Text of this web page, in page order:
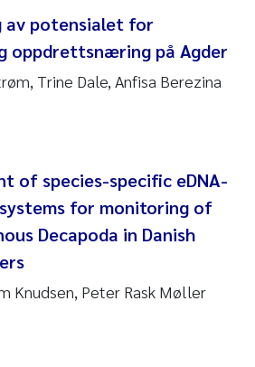
Platjouw
Egge
Jaccard
av potensialet for
oppdrettsnæring på Agder
Trine Dale, Anfisa Berezina
of species-specific eDNA-
for monitoring of
Decapoda in Danish
Knudsen, Peter Rask Møller